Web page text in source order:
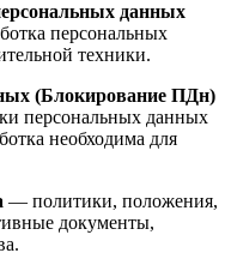
данных
персональных
техники.
(Блокирование ПДн)
персональных данных
необходима для
— политики, положения,
документы,